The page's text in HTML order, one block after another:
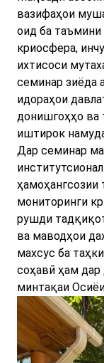
вазифаҳои
оид ба таъмини
криосфера,
ихтисоси
семинар зиёда
идораҳои
донишгоҳҳо ва
иштирок
Дар семинар
ҳамоҳангсозии
мониторинги
рушди
ва маводҳои
махсус ба
соҳавӣ ҳам
минтақаи